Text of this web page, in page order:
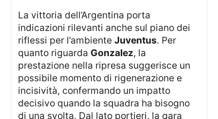
La vittoria dell’Argentina porta
indicazioni rilevanti anche sul piano dei
riflessi per l’ambienteJuventus. Per
quanto riguarda Gonzalez, la
prestazione nella ripresa suggerisce un
possibile momento di rigenerazione e
incisività, confermando un impatto
decisivo quando la squadra ha bisogno
di una svolta. Dal lato portieri, la gara